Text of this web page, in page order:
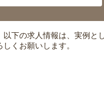
下の求人情報は、実例と
くお願いします。